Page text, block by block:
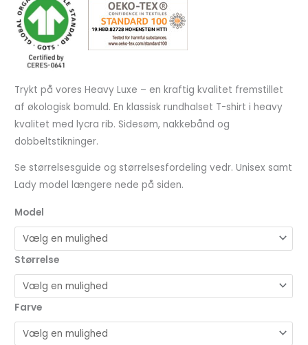
Trykt på vores Heavy Luxe – en kraftig kvalitet fremstillet
af økologisk bomuld. En klassisk rundhalset T-shirt i heavy
kvalitet med lycra rib. Sidesøm, nakkebånd og
dobbeltstikninger.
Se størrelsesguide og størrelsesfordeling vedr. Unisex samt
Lady model længere nede på siden.
Model
Størrelse
Farve